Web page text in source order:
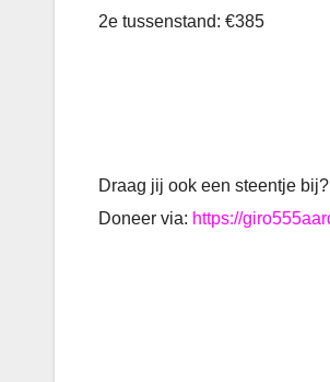
2e tussenstand: €385
Draag jij ook een steentje bij?
Doneer via: https://